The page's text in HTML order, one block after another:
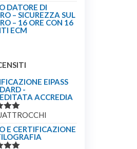
DATORE DI
– SICUREZZA SUL
– 16 ORE CON 16
ECM
EIPASS
-
ACCREDIA
E CERTIFICAZIONE